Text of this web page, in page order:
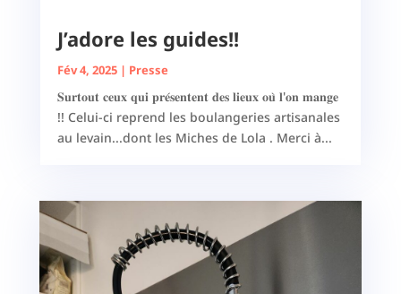
J’adore les guides!!
Fév 4, 2025| Presse
𝐒𝐮𝐫𝐭𝐨𝐮𝐭 𝐜𝐞𝐮𝐱 𝐪𝐮𝐢 𝐩𝐫𝐞́𝐬𝐞𝐧𝐭𝐞𝐧𝐭 𝐝𝐞𝐬 𝐥𝐢𝐞𝐮𝐱 𝐨𝐮̀ 𝐥'𝐨𝐧 𝐦𝐚𝐧𝐠𝐞
!! Celui-ci reprend les boulangeries artisanales
au levain...dont les Miches de Lola . Merci à...